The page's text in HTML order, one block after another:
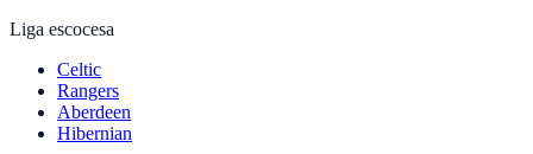
Liga escocesa
Celtic
Rangers
Aberdeen
Hibernian